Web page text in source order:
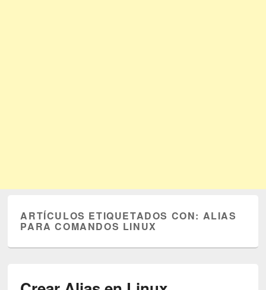
ARTÍCULOS ETIQUETADOS CON: ALIAS
PARA COMANDOS LINUX